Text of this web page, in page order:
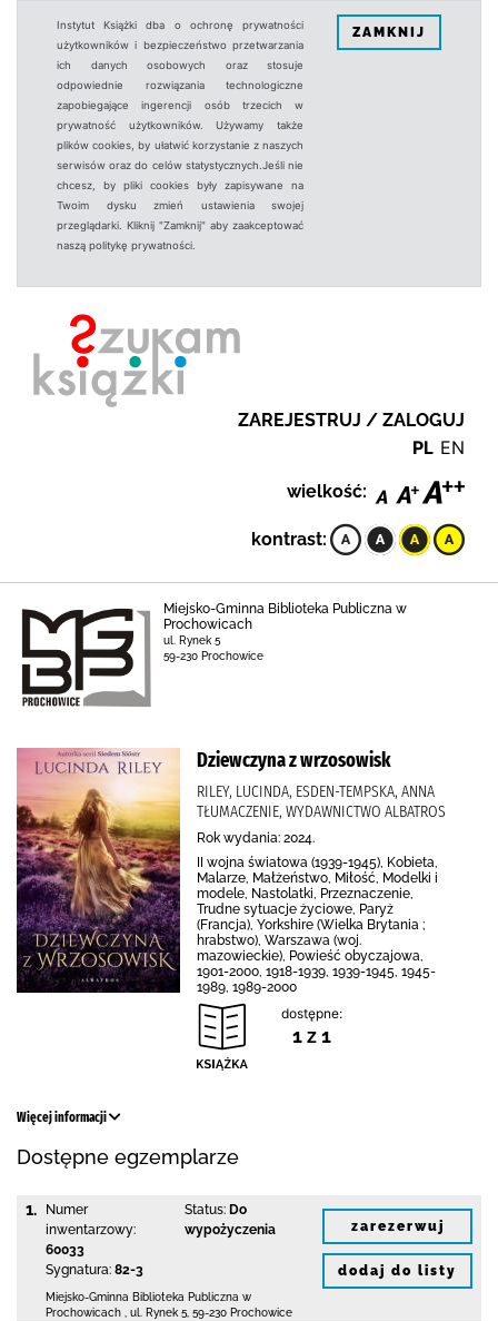
Instytut Książki dba o ochronę prywatności
użytkowników i bezpieczeństwo przetwarzania
ich danych osobowych oraz stosuje
odpowiednie rozwiązania technologiczne
zapobiegające ingerencji osób trzecich w
prywatność użytkowników. Używamy także
plików cookies, by ułatwić korzystanie z naszych
serwisów oraz do celów statystycznych.Jeśli nie
chcesz, by pliki cookies były zapisywane na
Twoim dysku zmień ustawienia swojej
przeglądarki. Kliknij "Zamknij" aby zaakceptować
naszą politykę prywatności.
ZAMKNIJ
ZAREJESTRUJ / ZALOGUJ
PL EN
wielkość:
kontrast:
Miejsko-Gminna Biblioteka Publiczna w
Prochowicach
ul. Rynek 5
59-230 Prochowice
Dziewczyna z wrzosowisk
RILEY, LUCINDA, ESDEN-TEMPSKA, ANNA
TŁUMACZENIE, WYDAWNICTWO ALBATROS
Rok wydania: 2024.
II wojna światowa (1939-1945), Kobieta,
Malarze, Małżeństwo, Miłość, Modelki i
modele, Nastolatki, Przeznaczenie,
Trudne sytuacje życiowe, Paryż
(Francja), Yorkshire (Wielka Brytania ;
hrabstwo), Warszawa (woj.
mazowieckie), Powieść obyczajowa,
1901-2000, 1918-1939, 1939-1945, 1945-
1989, 1989-2000
dostępne:
1 z 1
Więcej informacji
Dostępne egzemplarze
1.
Numer
inwentarzowy:
60033
Sygnatura: 82-3
Status: Do
wypożyczenia
Miejsko-Gminna Biblioteka Publiczna w
Prochowicach
ul. Rynek 5 59-230 Prochowice
zarezerwuj
dodaj do listy